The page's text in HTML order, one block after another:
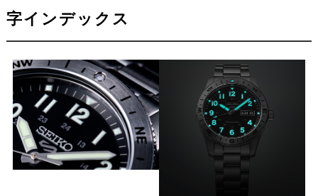
字インデックス